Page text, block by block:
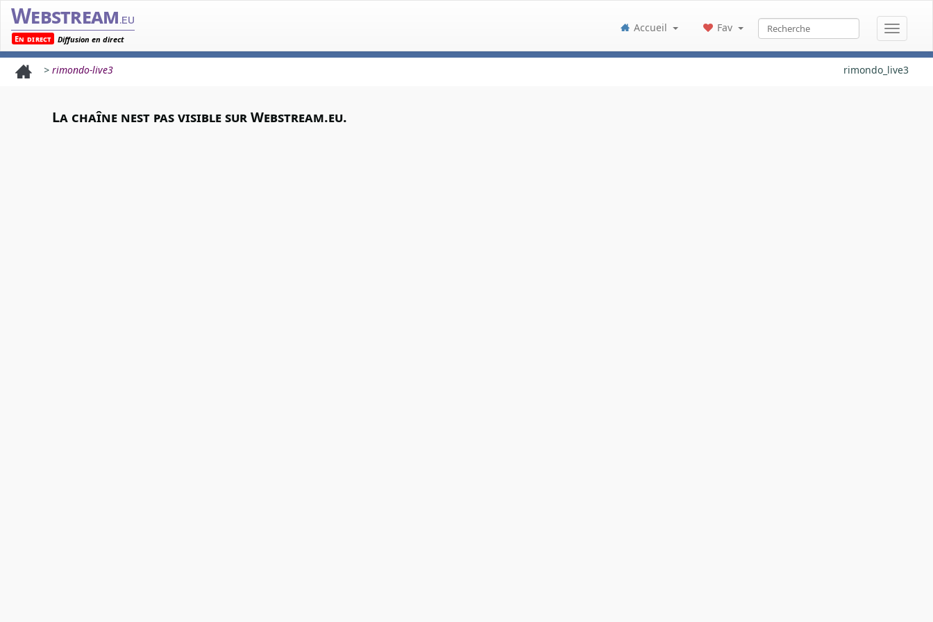
Webstream.eu
En direct Diffusion en direct
Accueil Fav
> rimondo-live3 rimondo_live3
La chaîne nest pas visible sur Webstream.eu.